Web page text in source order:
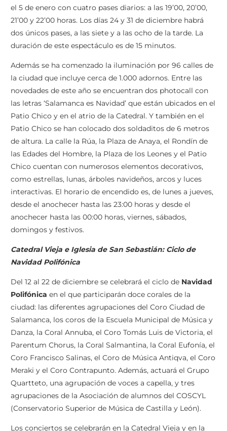
el 5 de enero con cuatro pases diarios: a las 19’00, 20’00,
21’00 y 22’00 horas. Los días 24 y 31 de diciembre habrá
dos únicos pases, a las siete y a las ocho de la tarde. La
duración de este espectáculo es de 15 minutos.
Además se ha comenzado la iluminación por 96 calles de
la ciudad que incluye cerca de 1.000 adornos. Entre las
novedades de este año se encuentran dos photocall con
las letras ‘Salamanca es Navidad’ que están ubicados en el
Patio Chico y en el atrio de la Catedral. Y también en el
Patio Chico se han colocado dos soldaditos de 6 metros
de altura. La calle la Rúa, la Plaza de Anaya, el Rondín de
las Edades del Hombre, la Plaza de los Leones y el Patio
Chico cuentan con numerosos elementos decorativos,
como estrellas, lunas, árboles navideños, arcos y luces
interactivas. El horario de encendido es, de lunes a jueves,
desde el anochecer hasta las 23:00 horas y desde el
anochecer hasta las 00:00 horas, viernes, sábados,
domingos y festivos.
Catedral Vieja e Iglesia de San Sebastián: Ciclo de
Navidad Polifónica
Del 12 al 22 de diciembre se celebrará el ciclo de Navidad
Polifónica en el que participarán doce corales de la
ciudad: las diferentes agrupaciones del Coro Ciudad de
Salamanca, los coros de la Escuela Municipal de Música y
Danza, la Coral Annuba, el Coro Tomás Luis de Victoria, el
Parentum Chorus, la Coral Salmantina, la Coral Eufonía, el
Coro Francisco Salinas, el Coro de Música Antiqva, el Coro
Meraki y el Coro Contrapunto. Además, actuará el Grupo
Quartteto, una agrupación de voces a capella, y tres
agrupaciones de la Asociación de alumnos del COSCYL
(Conservatorio Superior de Música de Castilla y León).
Los conciertos se celebrarán en la Catedral Vieja y en la